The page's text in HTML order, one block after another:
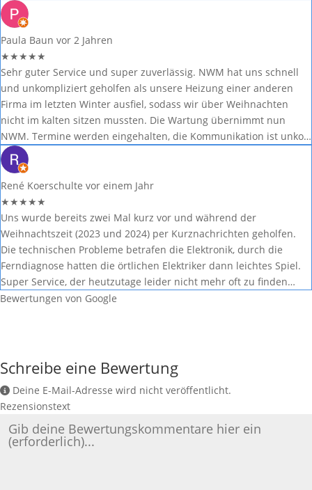
Paula Baun vor 2 Jahren
★★★★★
Sehr guter Service und super zuverlässig. NWM hat uns schnell
und unkompliziert geholfen als unsere Heizung einer anderen
Firma im letzten Winter ausfiel, sodass wir über Weihnachten
nicht im kalten sitzen mussten. Die Wartung übernimmt nun
NWM. Termine werden eingehalten, die Kommunikation ist unko…
René Koerschulte vor einem Jahr
★★★★★
Uns wurde bereits zwei Mal kurz vor und während der
Weihnachtszeit (2023 und 2024) per Kurznachrichten geholfen.
Die technischen Probleme betrafen die Elektronik, durch die
Ferndiagnose hatten die örtlichen Elektriker dann leichtes Spiel.
Super Service, der heutzutage leider nicht mehr oft zu finden…
Bewertungen von Google
Schreibe eine Bewertung
Deine E-Mail-Adresse wird nicht veröffentlicht.
Rezensionstext